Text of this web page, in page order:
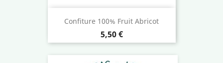
Confiture 100% Fruit Abricot
Prix
5,50 €